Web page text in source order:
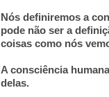
Nós definiremos a
pode não ser a
coisas como nós
A consciência
delas.